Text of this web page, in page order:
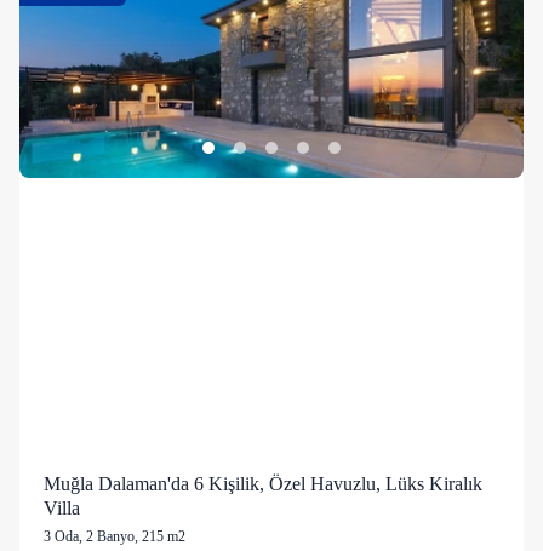
Muğla Dalaman'da 6 Kişilik, Özel Havuzlu, Lüks Kiralık
Villa
3 Oda, 2 Banyo, 215 m2